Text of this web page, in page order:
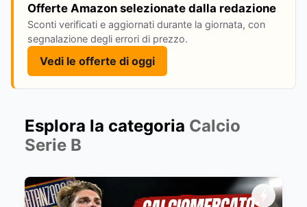
Offerte Amazon selezionate dalla redazione
Sconti verificati e aggiornati durante la giornata, con
segnalazione degli errori di prezzo.
Vedi le offerte di oggi
Esplora la categoria Calcio
Serie B